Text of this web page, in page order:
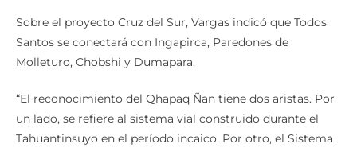
Sobre el proyecto Cruz del Sur, Vargas indicó que Todos
Santos se conectará con Ingapirca, Paredones de
Molleturo, Chobshi y Dumapara.
“El reconocimiento del Qhapaq Ñan tiene dos aristas. Por
un lado, se refiere al sistema vial construido durante el
Tahuantinsuyo en el período incaico. Por otro, el Sistema